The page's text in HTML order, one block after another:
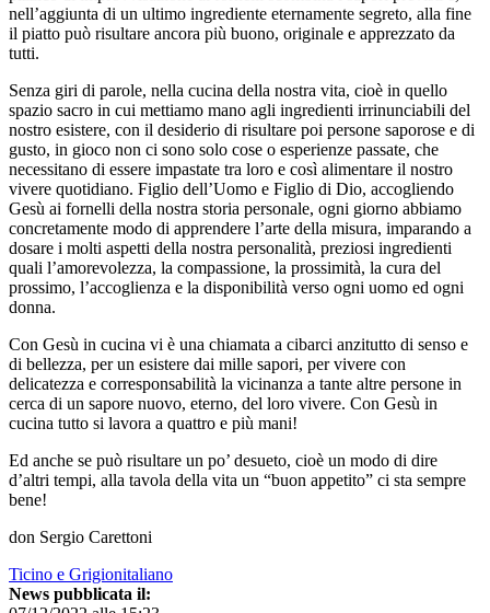
nell’aggiunta di un ultimo ingrediente eternamente segreto, alla fine
il piatto può risultare ancora più buono, originale e apprezzato da
tutti.
Senza giri di parole, nella cucina della nostra vita, cioè in quello
spazio sacro in cui mettiamo mano agli ingredienti irrinunciabili del
nostro esistere, con il desiderio di risultare poi persone saporose e di
gusto, in gioco non ci sono solo cose o esperienze passate, che
necessitano di essere impastate tra loro e così alimentare il nostro
vivere quotidiano. Figlio dell’Uomo e Figlio di Dio, accogliendo
Gesù ai fornelli della nostra storia personale, ogni giorno abbiamo
concretamente modo di apprendere l’arte della misura, imparando a
dosare i molti aspetti della nostra personalità, preziosi ingredienti
quali l’amorevolezza, la compassione, la prossimità, la cura del
prossimo, l’accoglienza e la disponibilità verso ogni uomo ed ogni
donna.
Con Gesù in cucina vi è una chiamata a cibarci anzitutto di senso e
di bellezza, per un esistere dai mille sapori, per vivere con
delicatezza e corresponsabilità la vicinanza a tante altre persone in
cerca di un sapore nuovo, eterno, del loro vivere. Con Gesù in
cucina tutto si lavora a quattro e più mani!
Ed anche se può risultare un po’ desueto, cioè un modo di dire
d’altri tempi, alla tavola della vita un “buon appetito” ci sta sempre
bene!
don Sergio Carettoni
Ticino e Grigionitaliano
News pubblicata il: